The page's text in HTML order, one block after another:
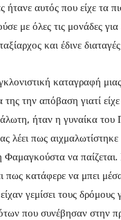
αυτός που είχε τα
με όλες τις μονάδες
και έδινε
καταγραφή
την απόβαση γιατί
ήταν η γυναίκα
λέει πως
να
κατάφερε να μπει
γεμίσει τους
που συνέβησαν στην